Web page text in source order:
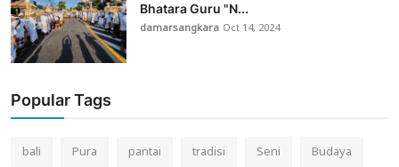
Bhatara Guru "N...
damarsangkara Oct 14, 2024
Popular Tags
bali Pura pantai tradisi Seni
Budaya